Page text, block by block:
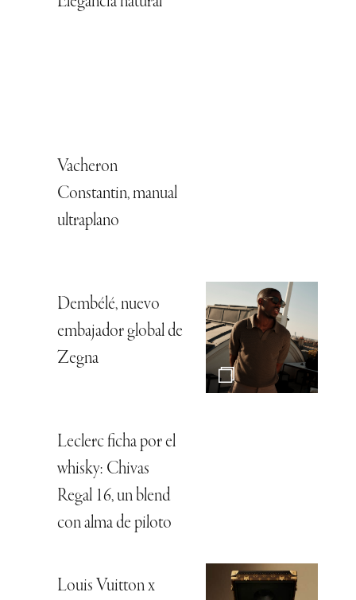
Vacheron
Constantin, manual
ultraplano
Dembélé, nuevo
embajador global de
Zegna
Leclerc ficha por el
whisky: Chivas
Regal 16, un blend
con alma de piloto
Louis Vuitton x